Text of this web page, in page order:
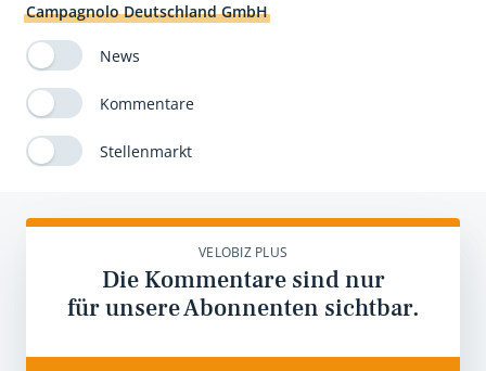
Campagnolo Deutschland GmbH
News
Kommentare
Stellenmarkt
VELOBIZ PLUS
Die Kommentare sind nur
für unsere Abonnenten sichtbar.